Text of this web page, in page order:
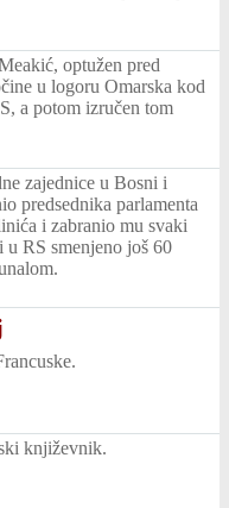
optužen pred
u logoru Omarska kod
a potom izručen tom
zajednice u Bosni i
predsednika parlamenta
i zabranio mu svaki
RS smenjeno još 60
književnik.